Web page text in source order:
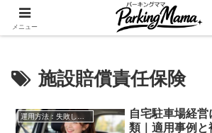
✨空き家・自宅の駐車場を貸してゆ
施設賠償責任保険
運用方法：失敗しない自宅駐車場貸し出し
自宅駐車場経
類｜適用事例と
メニュー